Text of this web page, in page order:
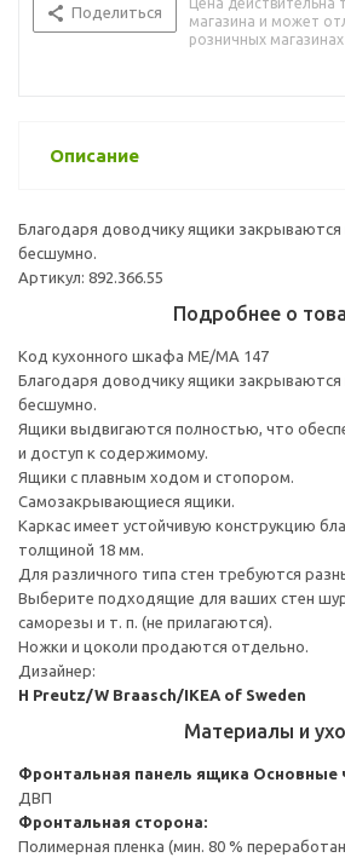
Поделиться
магазина и может
розничных магазинах
Описание
Благодаря доводчику ящики закрываются
бесшумно.
Артикул: 892.366.55
Подробнее о
Код кухонного шкафа ME/MA 147
Благодаря доводчику ящики закрываются
бесшумно.
Ящики выдвигаются полностью, что
и доступ к содержимому.
Ящики с плавным ходом и стопором.
Самозакрывающиеся ящики.
Каркас имеет устойчивую конструкцию
толщиной 18 мм.
Для различного типа стен требуются
Выберите подходящие для ваших стен
саморезы и т. п. (не прилагаются).
Ножки и цоколи продаются отдельно.
Дизайнер:
H Preutz/W Braasch/IKEA of Sweden
Материалы и
Фронтальная панель ящика Основные
ДВП
Фронтальная сторона:
Полимерная пленка (мин. 80 %